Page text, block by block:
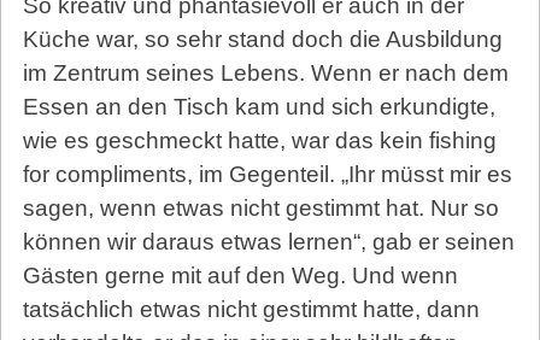
So kreativ und phantasievoll er auch in der
Küche war, so sehr stand doch die Ausbildung
im Zentrum seines Lebens. Wenn er nach dem
Essen an den Tisch kam und sich erkundigte,
wie es geschmeckt hatte, war das kein fishing
for compliments, im Gegenteil. „Ihr müsst mir es
sagen, wenn etwas nicht gestimmt hat. Nur so
können wir daraus etwas lernen“, gab er seinen
Gästen gerne mit auf den Weg. Und wenn
tatsächlich etwas nicht gestimmt hatte, dann